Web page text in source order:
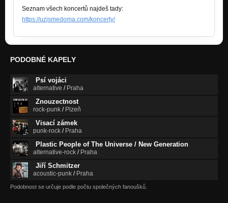
Úkryt (Jeskyně)
Puklinka (Jeskyně)
Nezařazeno
Nezařazeno
Kdo z koho, ten toho (F.P.B.)
Nezařazeno
Seznam všech koncertů najdeš tady:
https://uzjsmedoma.com/koncerty/
PODOBNÉ KAPELY
Psí vojáci
alternative / Praha
Znouzectnost
rock-punk / Plzeň
Visací zámek
punk-rock / Praha
Plastic People of The Universe / New Generation
alternative-rock / Praha
Jiří Schmitzer
acoustic-punk / Praha
Podobnost se určuje podle počtu společných fanoušků.